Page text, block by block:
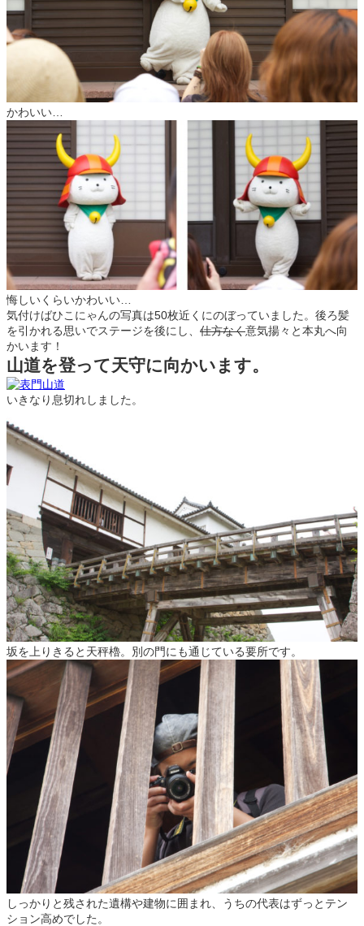
かわいい…
悔しいくらいかわいい…
気付けばひこにゃんの写真は50枚近くにのぼっていました。後ろ髪
を引かれる思いでステージを後にし、 仕方なく意気揚々と本丸へ向
かいます！
山道を登って天守に向かいます。
いきなり息切れしました。
坂を上りきると天秤櫓。別の門にも通じている要所です。
しっかりと残された遺構や建物に囲まれ、うちの代表はずっとテン
ション高めでした。